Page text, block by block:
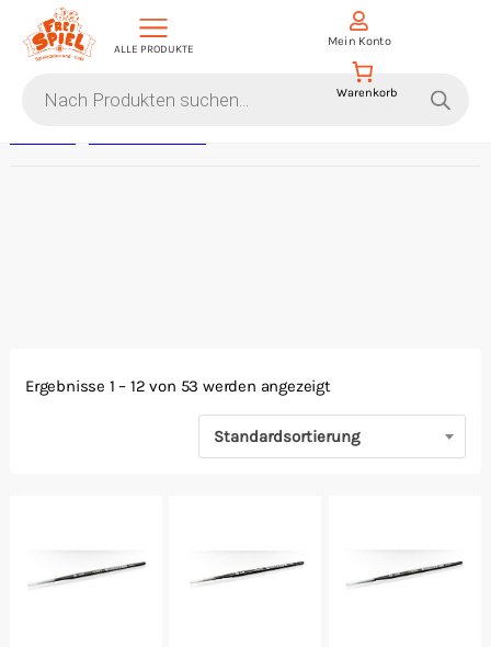
ALLE PRODUKTE
search
Mein Konto
Krimi-Dinner
Rollenspiele
Ergebnisse 1 – 12 von 53 werden angezeigt
Standardsortierung